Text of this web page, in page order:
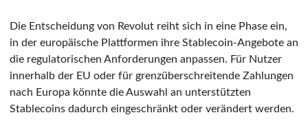
Die Entscheidung von Revolut reiht sich in eine Phase ein,
in der europäische Plattformen ihre Stablecoin-Angebote an
die regulatorischen Anforderungen anpassen. Für Nutzer
innerhalb der EU oder für grenzüberschreitende Zahlungen
nach Europa könnte die Auswahl an unterstützten
Stablecoins dadurch eingeschränkt oder verändert werden.